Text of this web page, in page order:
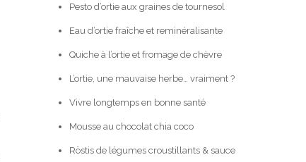
Pesto d’ortie aux graines de tournesol
Eau d’ortie fraîche et reminéralisante
Quiche à l’ortie et fromage de chèvre
L’ortie, une mauvaise herbe… vraiment ?
Vivre longtemps en bonne santé
Mousse au chocolat chia coco
Röstis de légumes croustillants & sauce